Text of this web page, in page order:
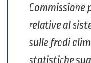
Commissione
relative al
sulle frodi
statistiche